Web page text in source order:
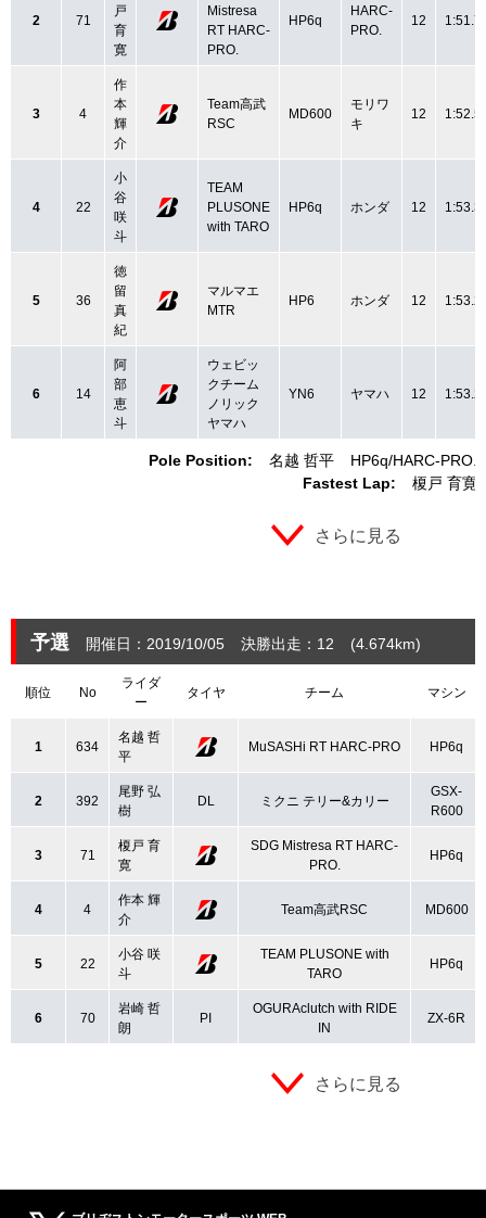
Pole Position: 名越 哲平 HP6q HARC-PRO.
Fastest Lap:
榎戸 育寛
2 71
戸
育
寛
Mistresa
RT HARC-
PRO.
HP6q
HARC-
PRO.
12
3 4
作
本
輝
介
Team高武
RSC
MD600
モリワ
キ
12
4 22
小
谷
咲
斗
TEAM
PLUSONE
with TARO
HP6q ホンダ 12
5 36
徳
留
真
紀
マルマエ
MTR
HP6 ホンダ 12
6 14
阿
部
恵
斗
ウェビッ
クチーム
ノリック
ヤマハ
YN6 ヤマハ 12
さらに見る
予選 開催日：2019/10/05 決勝出走：12 (4.674km)
順位 No
ライダ
ー
タイヤ チーム マシン
1 634
名越 哲
平
MuSASHi RT HARC-PRO HP6q
2 392
尾野 弘
樹
DL ミクニ テリー&カリー
GSX-
R600
3 71
榎戸 育
寛
SDG Mistresa RT HARC-
PRO.
HP6q
4 4
作本 輝
介
Team高武RSC MD600
5 22
小谷 咲
斗
TEAM PLUSONE with
TARO
HP6q
6 70
岩崎 哲
朗
PI
OGURAclutch with RIDE
IN
ZX-6R
さらに見る